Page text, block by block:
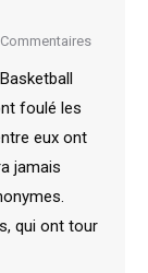
foulé les
eux ont
jamais
qui ont tour